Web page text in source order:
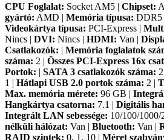
CPU Foglalat: Socket AM5 | Chipset:
gyártó: AMD | Memória típusa: DDR5
Videokártya típusa: PCI-Express |
Nincs | DVI: Nincs | HDMI: Van |
Csatlakozók: | Memória foglalatok
száma: 2 | Összes PCI-Express 16x
Portok: | SATA 3 csatlakozók száma:
1 | Hátlapi USB 2.0 portok száma: 2 |
Max. memória mérete: 96 GB |
Hangkártya csatorna: 7.1 | Digitális
Integrált LAN sebessége: 10/100/1000/
nélküli hálózat: Van | Bluetooth: Van |
RAID szintek: 0, 1, 10 | Méret